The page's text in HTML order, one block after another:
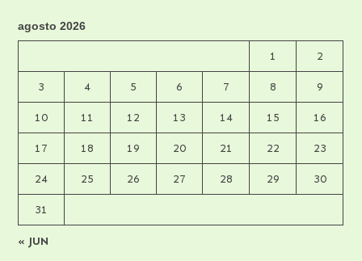
agosto 2026
1 2
3 4 5 6 7 8 9
10 11 12 13 14 15 16
17 18 19 20 21 22 23
24 25 26 27 28 29 30
31
« JUN